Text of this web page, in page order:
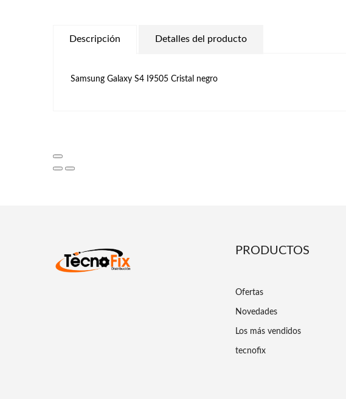
Descripción Detalles del producto
Samsung Galaxy S4 I9505 Cristal negro
PRODUCTOS
Ofertas
Novedades
Los más vendidos
tecnofix